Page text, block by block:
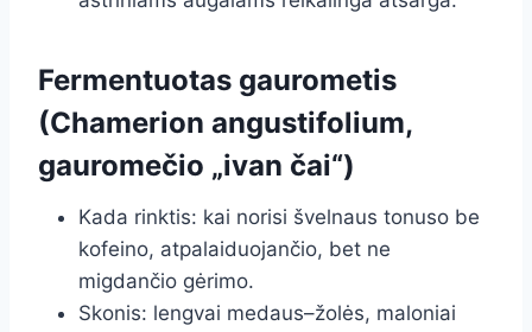
Fermentuotas gaurometis
(Chamerion angustifolium,
gauromečio „ivan čai“)
Kada rinktis: kai norisi švelnaus tonuso be
kofeino, atpalaiduojančio, bet ne
migdančio gėrimo.
Skonis: lengvai medaus–žolės, maloniai